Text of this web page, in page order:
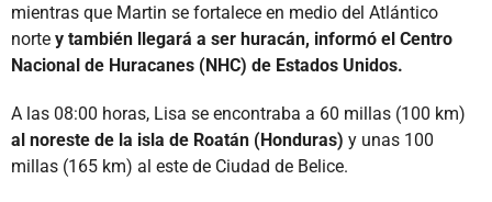
mientras que Martin se fortalece en medio del Atlántico
norte y también llegará a ser huracán, informó el Centro
Nacional de Huracanes (NHC) de Estados Unidos.
A las 08:00 horas, Lisa se encontraba a 60 millas (100 km)
al noreste de la isla de Roatán (Honduras) y unas 100
millas (165 km) al este de Ciudad de Belice.